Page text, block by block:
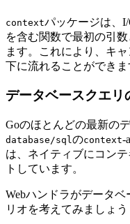
contextパッケージは、
を含む関数で最初の引
ます。これにより、キ
下に流れることができま
データベースクエリ
Goのほとんどの最新の
database/sqlのcontext-
は、ネイティブにコン
トしています。
Webハンドラがデータ
リオを考えてみましょう